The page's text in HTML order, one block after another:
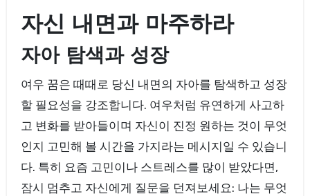
자신 내면과 마주하라
자아 탐색과 성장
여우 꿈은 때때로 당신 내면의 자아를 탐색하고 성장
할 필요성을 강조합니다. 여우처럼 유연하게 사고하
고 변화를 받아들이며 자신이 진정 원하는 것이 무엇
인지 고민해 볼 시간을 가지라는 메시지일 수 있습니
다. 특히 요즘 고민이나 스트레스를 많이 받았다면,
잠시 멈추고 자신에게 질문을 던져보세요: 나는 무엇